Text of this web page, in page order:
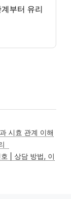
부터 유리
시효 관계 이해
| 상담 방법, 이